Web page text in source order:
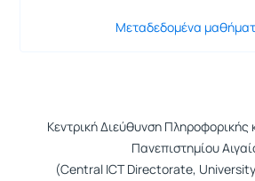
Μεταδεδομένα
Κεντρική Διεύθυνση Πληροφορικής
Πανεπιστημίου
(Central ICT Directorate,